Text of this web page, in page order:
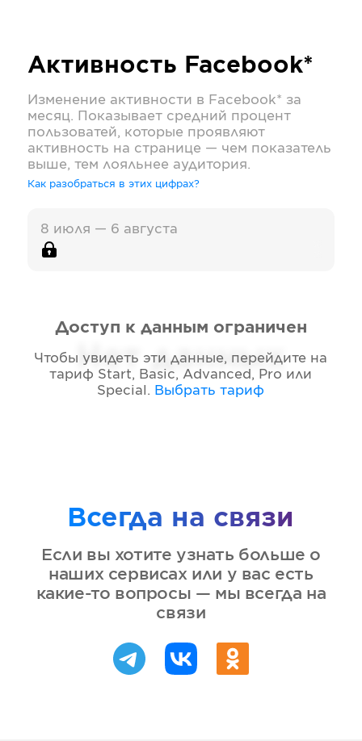
Активность Facebook*
Изменение активности в Facebook* за
месяц. Показывает средний процент
пользоватей, которые проявляют
активность на странице — чем показатель
выше, тем лояльнее аудитория.
Как разобраться в этих цифрах?
8 июля — 6 августа
Нет данных
Доступ к данным ограничен
Чтобы увидеть эти данные, перейдите на
тариф Start, Basic, Advanced, Pro или
Special . Выбрать тариф
Всегда на связи
Если вы хотите узнать больше о
наших сервисах или у вас есть
какие-то вопросы — мы всегда на
связи